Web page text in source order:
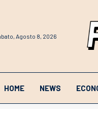
Agosto 8, 2026
HOME NEWS